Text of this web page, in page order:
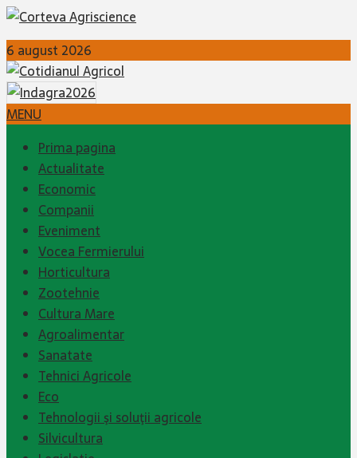
6 august 2026
MENU
Prima pagina
Actualitate
Economic
Companii
Eveniment
Vocea Fermierului
Horticultura
Zootehnie
Cultura Mare
Agroalimentar
Sanatate
Tehnici Agricole
Eco
Tehnologii şi soluţii agricole
Silvicultura